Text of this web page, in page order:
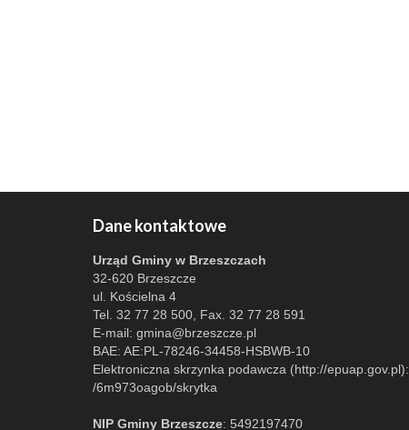
Dane kontaktowe
Urząd Gminy w Brzeszczach
32-620 Brzeszcze
ul. Kościelna 4
Tel. 32 77 28 500, Fax. 32 77 28 591
E-mail: gmina@brzeszcze.pl
BAE: AE:PL-78246-34458-HSBWB-10
Elektroniczna skrzynka podawcza (http://epuap.gov.pl):
/6m973oagob/skrytka
NIP Gminy Brzeszcze: 5492197470